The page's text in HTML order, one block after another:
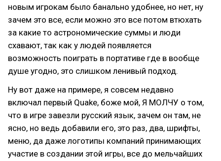
новым игрокам было банально удобнее, но нет, ну
зачем это все, если можно это все потом втюхать
за какие то астрономические суммы и люди
схавают, так как у людей появляется
возможность поиграть в портативе где в вообще
душе угодно, это слишком ленивый подход.
Ну вот даже на примере, я совсем недавно
включал первый Quake, боже мой, Я МОЛЧУ о том,
что в игре завезли русский язык, зачем он там, не
ясно, но ведь добавили его, это раз, два, шрифты,
меню, да даже логотипы компаний принимающих
участие в создании этой игры, все до мельчайших